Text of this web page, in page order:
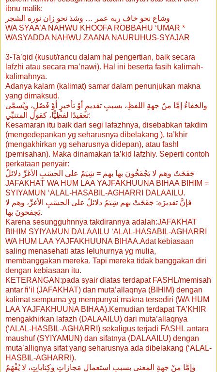
ibnu malik:
وشاع نحو خاف ربه عمر … وشذ نحو زان نوره الشجر
WA SYAA’A NAHWU KHOOFA ROBBAHU ‘UMAR *
WASYADDA NAHWU ZAANA NAURUHUS-SYAJAR
3-Ta’qid (kusut/rancu dalam hal pengertian, baik secara
lafzhi atau secara ma’nawi). Hal ini beserta fasih kalimah-
kalimahnya.
Adanya kalam (kalimat) samar dalam penunjukan makna
yang dimaksud.
والخفاءُ إمَّا منْ جهةِ اللفظِ، بسببِ تقديمٍ أوْ تأخيرٍ أوْ فَصْلٍ، ويُسمَّى
تعقيدًا لفظِيًّا، كقولِ المتنبِّي:
Kesamaran itu baik dari segi lafazhnya, disebabkan takdim
(mengedepankan yg seharusnya dibelakang ), ta’khir
(mengakhirkan yg seharusnya didepan), atau fashl
(pemisahan). Maka dinamakan ta’kid lafzhiy. Seperti contoh
perkataan penyair:
جَفَخَتْ وهم لا يَجْفَخُونَ بها بهم = شِيَمٌ على الحسَبِ الأغَرِّ دلائلُ
JAFAKHAT WA HUM LAA YAJFAKHUUNA BIHAA BIHIM =
SYIYAMUN ‘ALAL-HASABIL-AGHARRI DALAAILU.
فإنَّ تقديرَه: جَفَخَتْ بهم شِيَمٌ دلائلُ على الحسَبِ الأغرِّ، وهم لا
يَجفخونَ بها.
Karena sesungguhnnya takdirannya adalah:JAFAKHAT
BIHIM SYIYAMUN DALAAILU ‘ALAL-HASABIL-AGHARRI
WA HUM LAA YAJFAKHUUNA BIHAA.Adat kebiasaan
saling menasehati atas leluhurnya yg mulia,
membanggakan mereka. Tapi mereka tidak banggakan diri
dengan kebiasaan itu.
KETERANGAN:pada syair diatas terdapat FASHL/memisah
antar fi’il (JAFAKHAT) dan muta’allaqnya (BIHIM) dengan
kalimat sempurna yg mempunyai makna tersediri (WA HUM
LAA YAJFAKHUUNA BIHAA).Kemudian terdapat TA’KHIR
mengakhirkan lafazh (DALAAILU) dari muta’allaqnya
(‘ALAL-HASBIL-AGHARRI) sekaligus terjadi FASHL antara
maushuf (SYIYAMUN) dan sifatnya (DALAAILU) dengan
muta’alliqnya sifat yang seharusnya ada dibelakang (‘ALAL-
HASBIL-AGHARRI).
وإمَّا منْ جهةِ المعنى بسببِ استعمالِ مَجازاتٍ وكِناياتٍ، لا يُفْهَمُ